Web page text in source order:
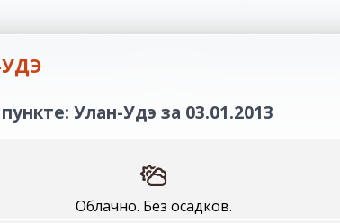
Улан-Удэ за 03.01.2013
Облачно. Без осадков.